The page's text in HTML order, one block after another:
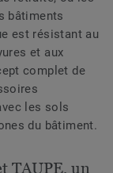
bâtiments
est résistant au
et aux
complet de
les sols
du bâtiment.
TAUPE, un